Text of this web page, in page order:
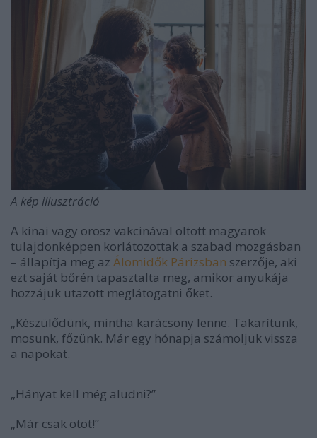
A kép illusztráció
A kínai vagy orosz vakcinával oltott magyarok
tulajdonképpen korlátozottak a szabad mozgásban
– állapítja meg az Álomidők Párizsban szerzője, aki
ezt saját bőrén tapasztalta meg, amikor anyukája
hozzájuk utazott meglátogatni őket.
„Készülődünk, mintha karácsony lenne. Takarítunk,
mosunk, főzünk. Már egy hónapja számoljuk vissza
a napokat.
„Hányat kell még aludni?”
„Már csak ötöt!”